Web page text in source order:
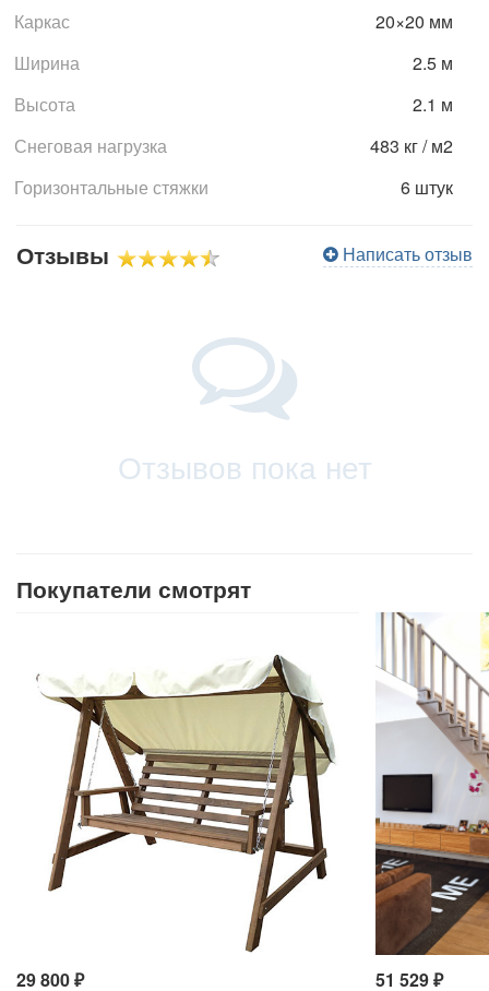
Каркас
20×20 мм
Ширина
2.5 м
Высота
2.1 м
Снеговая нагрузка
483 кг / м2
Горизонтальные стяжки
6 штук
Написать отзыв
Отзывы
Отзывов пока нет
Покупатели смотрят
29 800₽ 51 529₽